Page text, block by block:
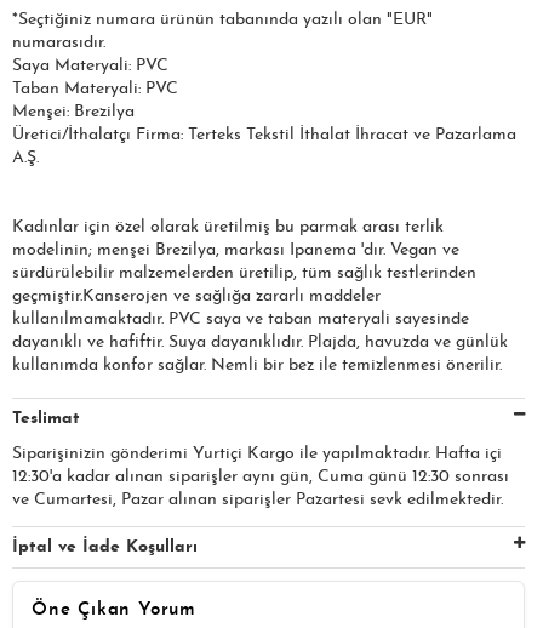
*Seçtiğiniz numara ürünün tabanında yazılı olan "EUR"
numarasıdır.
Saya Materyali: PVC
Taban Materyali: PVC
Menşei: Brezilya
Üretici/İthalatçı Firma: Terteks Tekstil İthalat İhracat ve Pazarlama
A.Ş.
Kadınlar için özel olarak üretilmiş bu parmak arası terlik
modelinin; menşei Brezilya, markası Ipanema 'dır. Vegan ve
sürdürülebilir malzemelerden üretilip, tüm sağlık testlerinden
geçmiştir.Kanserojen ve sağlığa zararlı maddeler
kullanılmamaktadır. PVC saya ve taban materyali sayesinde
dayanıklı ve hafiftir. Suya dayanıklıdır. Plajda, havuzda ve günlük
kullanımda konfor sağlar. Nemli bir bez ile temizlenmesi önerilir.
Teslimat
Siparişinizin gönderimi Yurtiçi Kargo ile yapılmaktadır. Hafta içi
12:30'a kadar alınan siparişler aynı gün, Cuma günü 12:30 sonrası
ve Cumartesi, Pazar alınan siparişler Pazartesi sevk edilmektedir.
İptal ve İade Koşulları
Öne Çıkan Yorum